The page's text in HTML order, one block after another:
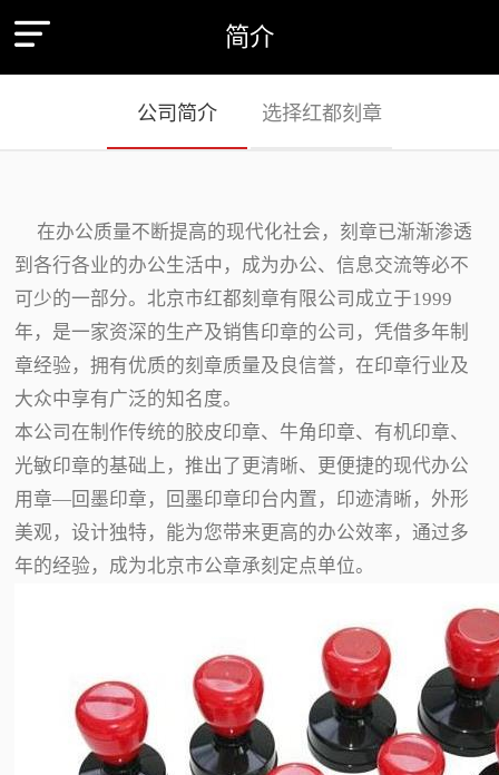
简介
公司简介 选择红都刻章
在办公质量不断提高的现代化社会，刻章已渐渐渗透
到各行各业的办公生活中，成为办公、信息交流等必不
可少的一部分。北京市红都刻章有限公司成立于1999
年，是一家资深的生产及销售印章的公司，凭借多年制
章经验，拥有优质的刻章质量及良信誉，在印章行业及
大众中享有广泛的知名度。
本公司在制作传统的胶皮印章、牛角印章、有机印章、
光敏印章的基础上，推出了更清晰、更便捷的现代办公
用章—回墨印章，回墨印章印台内置，印迹清晰，外形
美观，设计独特，能为您带来更高的办公效率，通过多
年的经验，成为北京市公章承刻定点单位。